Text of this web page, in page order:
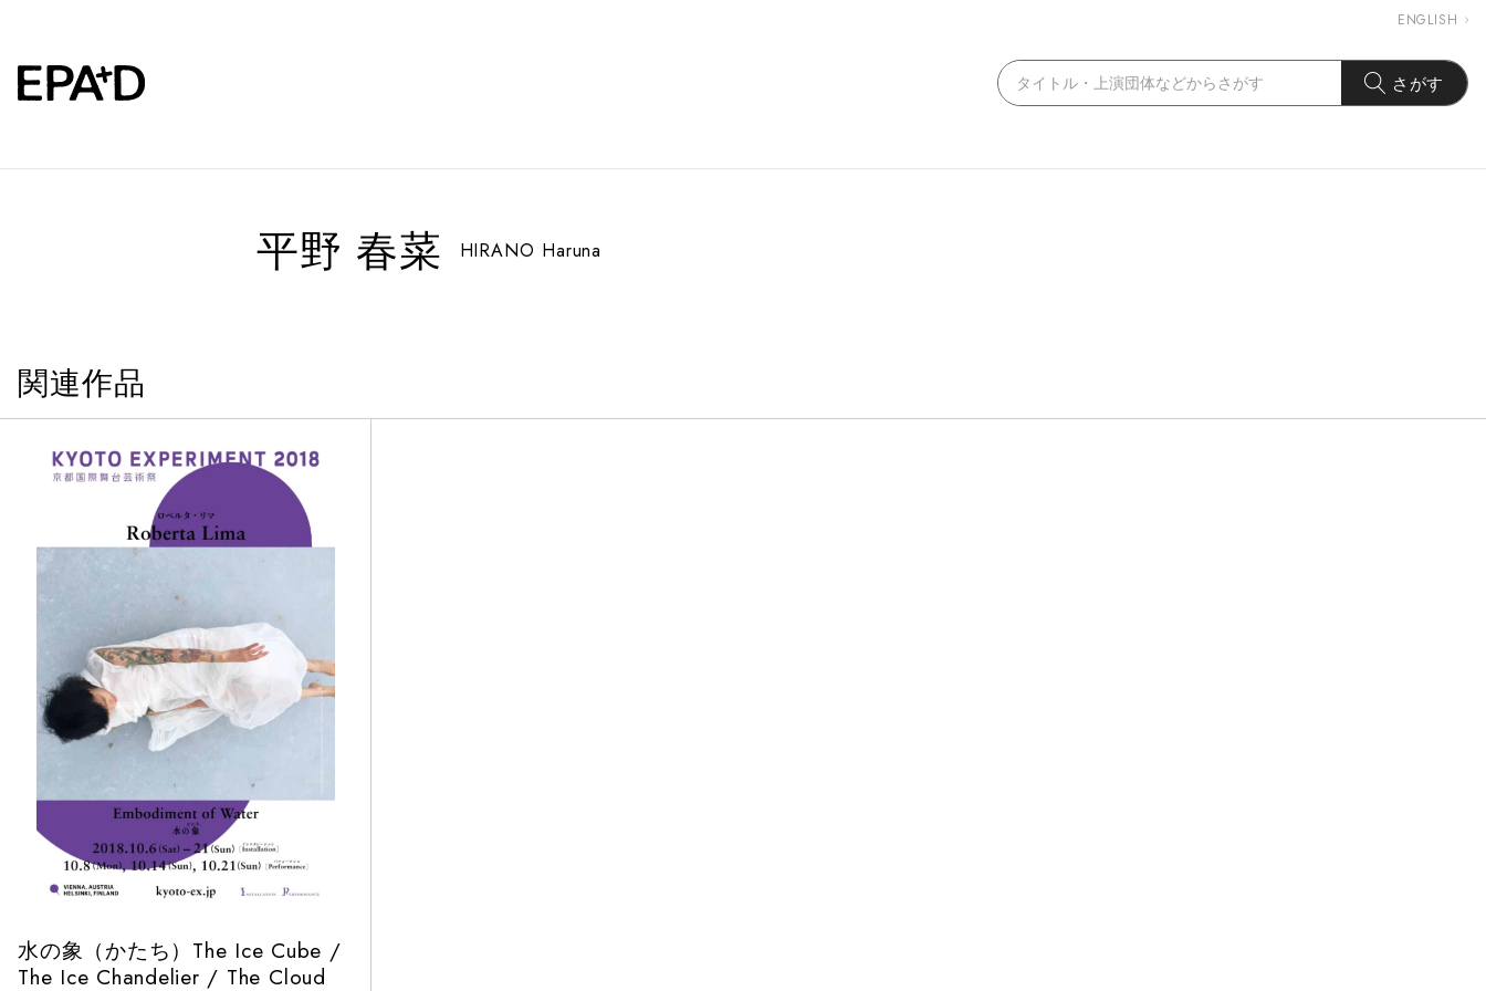
ENGLISH
さがす
平野 春菜 HIRANO Haruna
関連作品
水の象（かたち）The Ice Cube /
The Ice Chandelier / The Cloud